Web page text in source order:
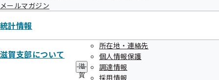
メールマガジン
統計情報
滋賀支部について
滋
賀
所在地・連絡先
個人情報保護
調達情報
採用情報
ルのご案内
滋賀支部公式LINEについて（友だち募